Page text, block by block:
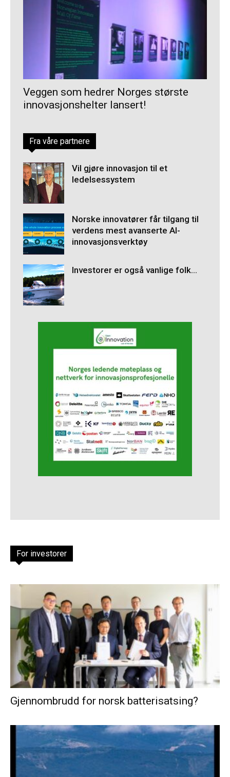
Veggen som hedrer Norges største
innovasjonshelter lansert!
Fra våre partnere
Vil gjøre innovasjon til et
ledelsessystem
Norske innovatører får tilgang til
verdens mest avanserte AI-
innovasjonsverktøy
Investorer er også vanlige folk…
For investorer
Gjennombrudd for norsk batterisatsing?